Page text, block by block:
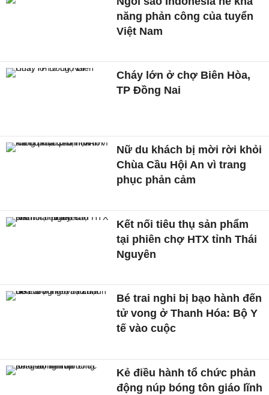
năng phản công của tuyển
Việt Nam
Cháy lớn ở chợ Biên Hòa,
TP Đồng Nai
Nữ du khách bị mời rời khỏi
Chùa Cầu Hội An vì trang
phục phản cảm
Kết nối tiêu thụ sản phẩm
tại phiên chợ HTX tỉnh Thái
Nguyên
Bé trai nghi bị bạo hành đến
tử vong ở Thanh Hóa: Bộ Y
tế vào cuộc
Kẻ điều hành tổ chức phản
động núp bóng tôn giáo lĩnh